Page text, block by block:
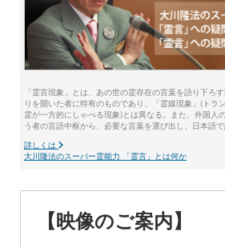
「霊言現象」とは、あの世の霊存在の言葉を語り下ろ
りを開いた者に特有のものであり、「霊媒現象」(トラ
霊が一方的にしゃべる現象)とは異なる。また、外国人
う者の言語中枢から、必要な言葉を選び出し、日本語で
詳しくは
大川隆法のスーパー霊能力 「霊言」とは何か
【映像のご案内】